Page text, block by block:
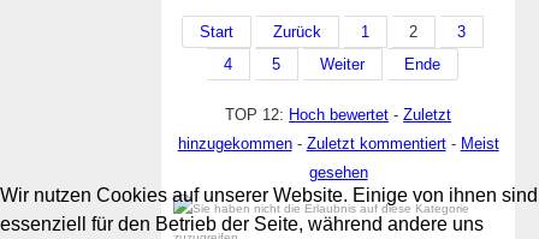
Start Zurück 1 2
3
4
5 Weiter Ende
TOP 12: Hoch bewertet -Zuletzt
hinzugekommen- Zuletzt kommentiert- Meist
gesehen
Wir nutzen Cookies auf unserer Website. Einige von ihnen sind
essenziell für den Betrieb der Seite, während andere uns